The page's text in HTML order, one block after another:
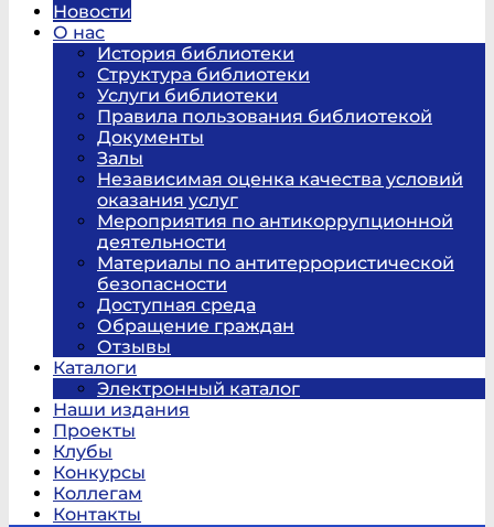
Новости
О нас
История библиотеки
Структура библиотеки
Услуги библиотеки
Правила пользования библиотекой
Документы
Залы
Независимая оценка качества условий
оказания услуг
Мероприятия по антикоррупционной
деятельности
Материалы по антитеррористической
безопасности
Доступная среда
Обращение граждан
Отзывы
Каталоги
Электронный каталог
Наши издания
Проекты
Клубы
Конкурсы
Коллегам
Контакты